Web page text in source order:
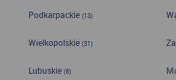
Podkarpackie (13)
Wielkopolskie (31)
Lubuskie (8)